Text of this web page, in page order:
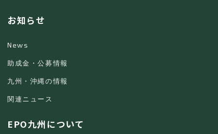
お知らせ
News
助成金・公募情報
九州・沖縄の情報
関連ニュース
EPO九州について